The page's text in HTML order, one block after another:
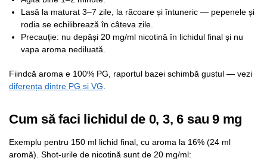
Lasă la maturat 3–7 zile, la răcoare și întuneric — pepenele și
rodia se echilibrează în câteva zile.
Precauție: nu depăși 20 mg/ml nicotină în lichidul final și nu
vapa aroma nediluată.
Fiindcă aroma e 100% PG, raportul bazei schimbă gustul — vezi
diferența dintre PG și VG
Cum să faci lichidul de 0, 3, 6 sau 9 mg
Exemplu pentru 150 ml lichid final, cu aroma la 16% (24 ml
aromă). Shot-urile de nicotină sunt de 20 mg/ml: